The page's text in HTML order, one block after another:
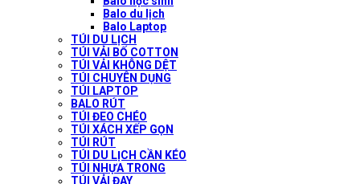
Balo du lịch
Balo Laptop
TÚI DU LỊCH
TÚI VẢI BỐ COTTON
TÚI VẢI KHÔNG DỆT
TÚI CHUYÊN DỤNG
TÚI LAPTOP
BALO RÚT
TÚI ĐEO CHÉO
TÚI XÁCH XẾP GỌN
TÚI RÚT
TÚI DU LỊCH CẦN KÉO
TÚI NHỰA TRONG
TÚI VẢI ĐAY